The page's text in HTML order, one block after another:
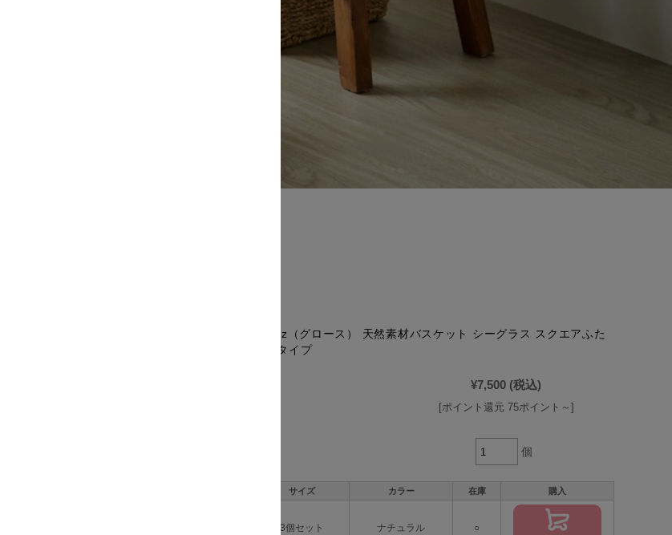
・ボックス・小物収納
Grooz（グロース） 天然素材バスケット シーグラス スクエアふた
付きタイプ
¥7,500 (税込)
[ポイント還元 75ポイント～]
個
サイズ カラー 在庫 購入
3個セット ナチュラル ○